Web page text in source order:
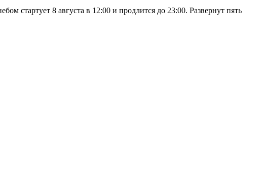
стартует 8 августа в 12:00 и продлится до 23:00. Развернут пять